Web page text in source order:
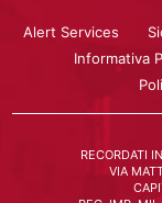
Alert Services
Informativa
RECORDATI
VIA